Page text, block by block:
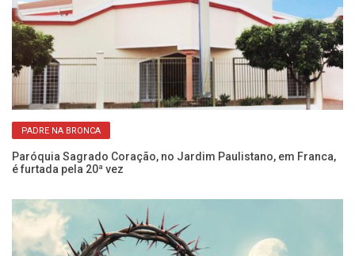
PADRE NA BRONCA
Paróquia Sagrado Coração, no Jardim Paulistano, em Franca,
é furtada pela 20ª vez